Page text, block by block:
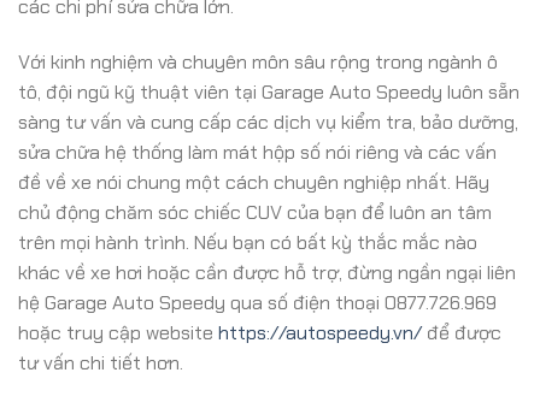
các chi phí sửa chữa lớn.
Với kinh nghiệm và chuyên môn sâu rộng trong ngành ô
tô, đội ngũ kỹ thuật viên tại Garage Auto Speedy luôn sẵn
sàng tư vấn và cung cấp các dịch vụ kiểm tra, bảo dưỡng,
sửa chữa hệ thống làm mát hộp số nói riêng và các vấn
đề về xe nói chung một cách chuyên nghiệp nhất. Hãy
chủ động chăm sóc chiếc CUV của bạn để luôn an tâm
trên mọi hành trình. Nếu bạn có bất kỳ thắc mắc nào
khác về xe hơi hoặc cần được hỗ trợ, đừng ngần ngại liên
hệ Garage Auto Speedy qua số điện thoại 0877.726.969
hoặc truy cập website https://autospeedy.vn/để được
tư vấn chi tiết hơn.